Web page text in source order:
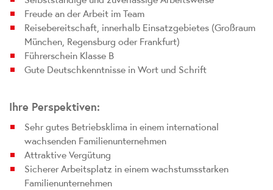
Freude an der Arbeit im Team
Reisebereitschaft, innerhalb Einsatzgebietes (Großraum
München, Regensburg oder Frankfurt)
Führerschein Klasse B
Gute Deutschkenntnisse in Wort und Schrift
Ihre Perspektiven:
Sehr gutes Betriebsklima in einem international
wachsenden Familienunternehmen
Attraktive Vergütung
Sicherer Arbeitsplatz in einem wachstumsstarken
Familienunternehmen